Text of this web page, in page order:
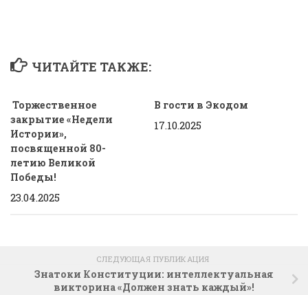
ЧИТАЙТЕ ТАКЖЕ:
Торжественное
закрытие «Недели
Истории»,
посвященной 80-
летию Великой
Победы!
23.04.2025
В гости в Экодом
17.10.2025
СЛЕДУЮЩАЯ ПУБЛИКАЦИЯ
Знатоки Конституции: интеллектуальная
викторина «Должен знать каждый»!